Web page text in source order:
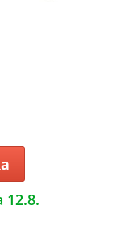
12.8.